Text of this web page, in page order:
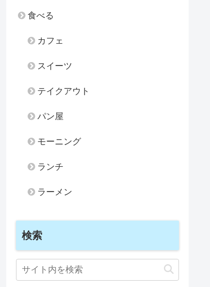
食べる
カフェ
スイーツ
テイクアウト
パン屋
モーニング
ランチ
ラーメン
検索